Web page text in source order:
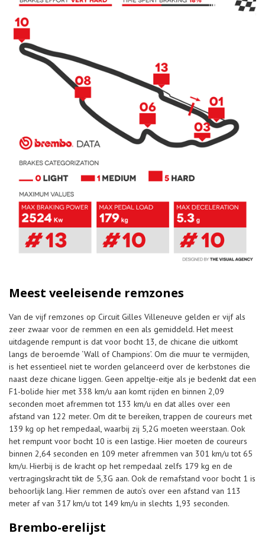
Meest veeleisende remzones
Van de vijf remzones op Circuit Gilles Villeneuve gelden er vijf als
zeer zwaar voor de remmen en een als gemiddeld. Het meest
uitdagende rempunt is dat voor bocht 13, de chicane die uitkomt
langs de beroemde ‘Wall of Champions’. Om die muur te vermijden,
is het essentieel niet te worden gelanceerd over de kerbstones die
naast deze chicane liggen. Geen appeltje-eitje als je bedenkt dat een
F1-bolide hier met 338 km/u aan komt rijden en binnen 2,09
seconden moet afremmen tot 133 km/u en dat alles over een
afstand van 122 meter. Om dit te bereiken, trappen de coureurs met
139 kg op het rempedaal, waarbij zij 5,2G moeten weerstaan. Ook
het rempunt voor bocht 10 is een lastige. Hier moeten de coureurs
binnen 2,64 seconden en 109 meter afremmen van 301 km/u tot 65
km/u. Hierbij is de kracht op het rempedaal zelfs 179 kg en de
vertragingskracht tikt de 5,3G aan. Ook de remafstand voor bocht 1 is
behoorlijk lang. Hier remmen de auto’s over een afstand van 113
meter af van 317 km/u tot 149 km/u in slechts 1,93 seconden.
Brembo-erelijst